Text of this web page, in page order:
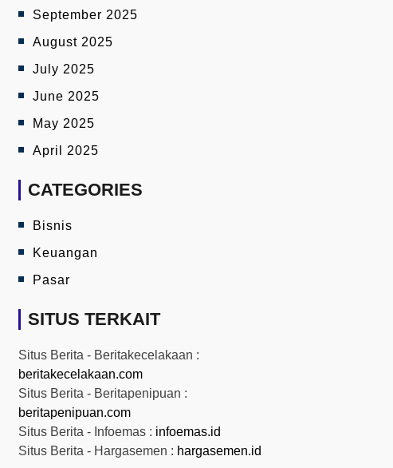
September 2025
August 2025
July 2025
June 2025
May 2025
April 2025
CATEGORIES
Bisnis
Keuangan
Pasar
SITUS TERKAIT
Situs Berita - Beritakecelakaan :
beritakecelakaan.com
Situs Berita - Beritapenipuan :
beritapenipuan.com
Situs Berita - Infoemas : infoemas.id
Situs Berita - Hargasemen : hargasemen.id